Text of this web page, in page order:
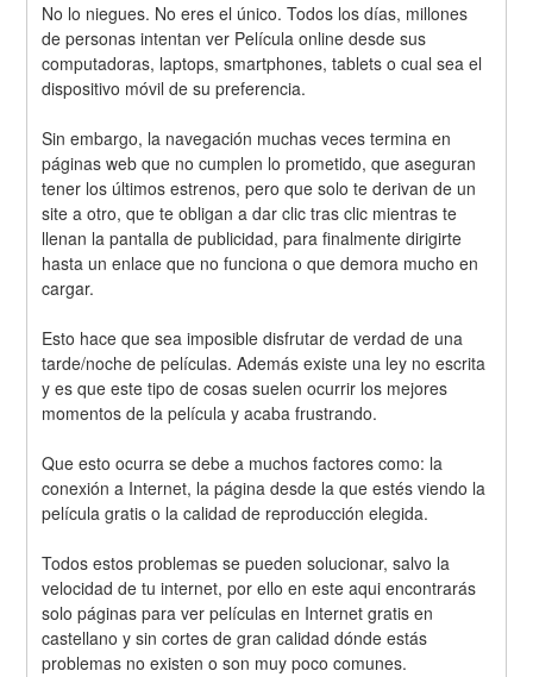
No lo niegues. No eres el único. Todos los días, millones
de personas intentan ver Película online desde sus
computadoras, laptops, smartphones, tablets o cual sea el
dispositivo móvil de su preferencia.
Sin embargo, la navegación muchas veces termina en
páginas web que no cumplen lo prometido, que aseguran
tener los últimos estrenos, pero que solo te derivan de un
site a otro, que te obligan a dar clic tras clic mientras te
llenan la pantalla de publicidad, para finalmente dirigirte
hasta un enlace que no funciona o que demora mucho en
cargar.
Esto hace que sea imposible disfrutar de verdad de una
tarde/noche de películas. Además existe una ley no escrita
y es que este tipo de cosas suelen ocurrir los mejores
momentos de la película y acaba frustrando.
Que esto ocurra se debe a muchos factores como: la
conexión a Internet, la página desde la que estés viendo la
película gratis o la calidad de reproducción elegida.
Todos estos problemas se pueden solucionar, salvo la
velocidad de tu internet, por ello en este aqui encontrarás
solo páginas para ver películas en Internet gratis en
castellano y sin cortes de gran calidad dónde estás
problemas no existen o son muy poco comunes.